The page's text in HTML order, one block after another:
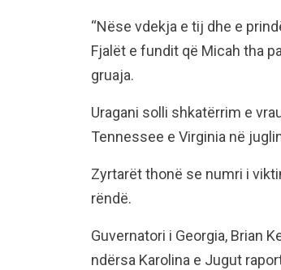
“Nëse vdekja e tij dhe e
Fjalët e fundit që Micah tha
gruaja.
Uragani solli shkatërrim e
Tennessee e Virginia në
Zyrtarët thonë se numri i
rëndë.
Guvernatori i Georgia, Brian
ndërsa Karolina e Jugut